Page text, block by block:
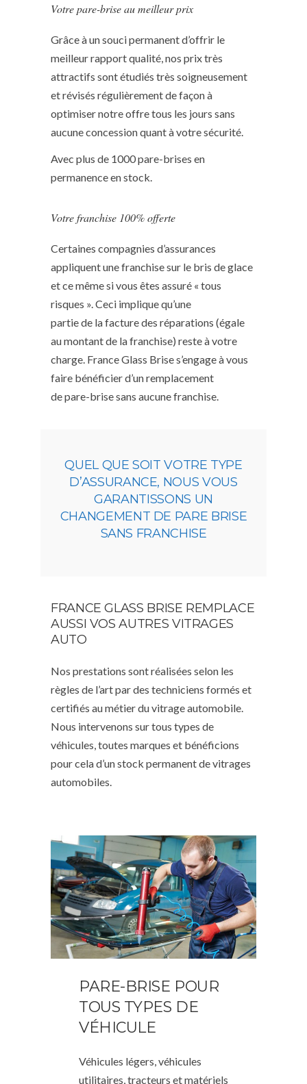
Votre pare-brise au meilleur prix
Grâce à un souci permanent d’offrir le
meilleur rapport qualité, nos prix très
attractifs sont étudiés très soigneusement
et révisés régulièrement de façon à
optimiser notre offre tous les jours sans
aucune concession quant à votre sécurité.
Avec plus de 1000 pare-brises en
permanence en stock.
Votre franchise 100% offerte
Certaines compagnies d’assurances
appliquent une franchise sur le bris de glace
et ce même si vous êtes assuré « tous
risques ». Ceci implique qu’une
partie de la facture des réparations (égale
au montant de la franchise) reste à votre
charge. France Glass Brise s’engage à vous
faire bénéficier d’un remplacement
de pare-brise sans aucune franchise.
QUEL QUE SOIT VOTRE TYPE
D’ASSURANCE, NOUS VOUS
GARANTISSONS UN
CHANGEMENT DE PARE BRISE
SANS FRANCHISE
FRANCE GLASS BRISE REMPLACE
AUSSI VOS AUTRES VITRAGES
AUTO
Nos prestations sont réalisées selon les
règles de l’art par des techniciens formés et
certifiés au métier du vitrage automobile.
Nous intervenons sur tous types de
véhicules, toutes marques et bénéficions
pour cela d’un stock permanent de vitrages
automobiles.
PARE-BRISE POUR
TOUS TYPES DE
VÉHICULE
Véhicules légers, véhicules
utilitaires, tracteurs et matériels